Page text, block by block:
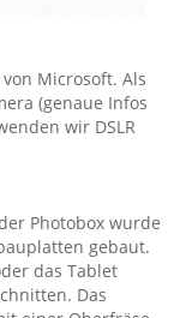
Microsoft. Als
(genaue Infos
wir DSLR
Photobox wurde
gebaut.
das Tablet
Das